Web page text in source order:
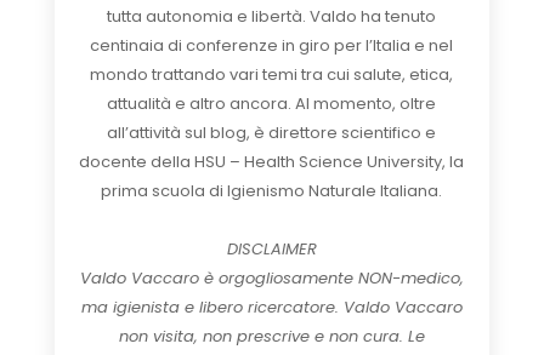
tutta autonomia e libertà. Valdo ha tenuto
centinaia di conferenze in giro per l’Italia e nel
mondo trattando vari temi tra cui salute, etica,
attualità e altro ancora. Al momento, oltre
all’attività sul blog, è direttore scientifico e
docente della HSU – Health Science University, la
prima scuola di Igienismo Naturale Italiana.
DISCLAIMER
Valdo Vaccaro è orgogliosamente NON-medico,
ma igienista e libero ricercatore. Valdo Vaccaro
non visita, non prescrive e non cura. Le